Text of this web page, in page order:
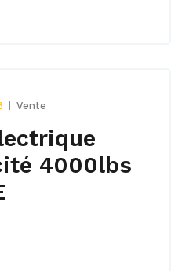
Vente
4000lbs